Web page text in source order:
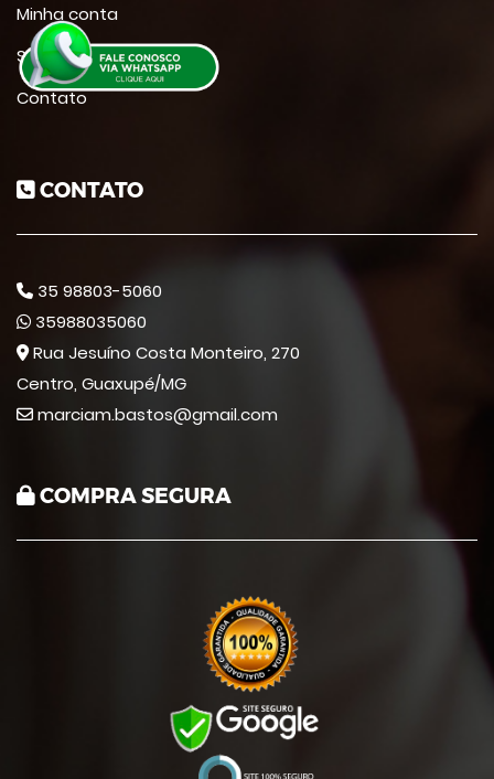
Minha conta
Suporte
Contato
CONTATO
35 98803-5060
35988035060
Rua Jesuíno Costa Monteiro, 270
Centro, Guaxupé/MG
marciam.bastos@gmail.com
COMPRA SEGURA